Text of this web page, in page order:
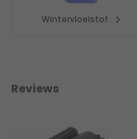
Wintervloeistof
Reviews